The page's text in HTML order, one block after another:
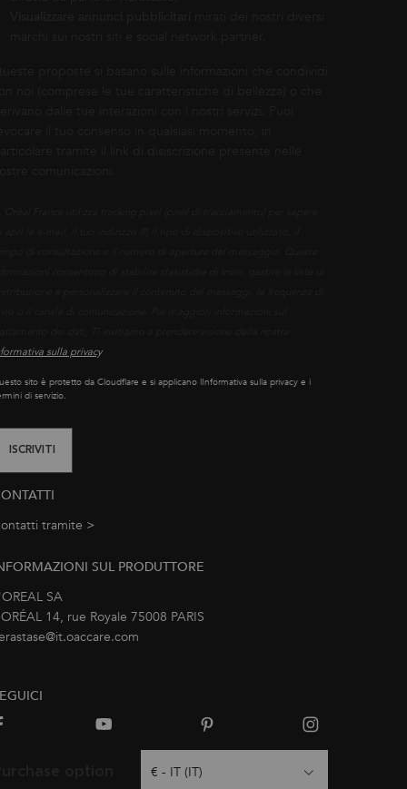
sulla privacy.
sito è protetto da Cloudflare e si applicano lInformativa sulla privacy e i
di servizio.
ISCRIVITI
tramite >
SUL PRODUTTORE
SA
14, rue Royale 75008 PARIS
€ - IT (IT)